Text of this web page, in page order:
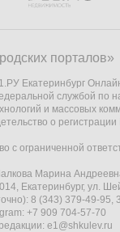
порталов»
Екатеринбург
службой по
и массовых
о
с ограниченной
Марина
Екатеринбург, ул.
8 (343) 379-49-95,
+7 909 704-57-70
e1@shkulev.ru